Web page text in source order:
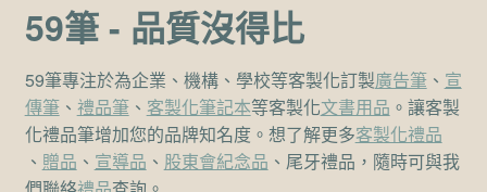
59筆 - 品質沒得比
59筆專注於為企業、機構、學校等客製化訂製廣告筆、 宣
傳筆、 禮品筆、 客製化筆記本等客製化文書用品 。讓客製
化禮品筆增加您的品牌知名度。想了解更多客製化禮品
、 贈品 、 宣導品 、 股東會紀念品 、尾牙禮品，隨時可與我